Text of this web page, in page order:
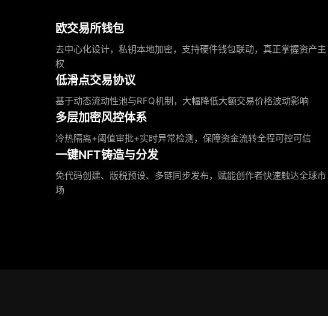
欧交易所钱包
去中心化设计，私钥本地加密，支持硬件钱包联动，真正掌握资产主
权
低滑点交易协议
基于动态流动性池与RFQ机制，大幅降低大额交易价格波动影响
多层加密风控体系
冷热隔离+阈值审批+实时异常检测，保障资金流转全程可控可信
一键NFT铸造与分发
免代码创建、版税预设、多链同步发布，赋能创作者快速触达全球市
场